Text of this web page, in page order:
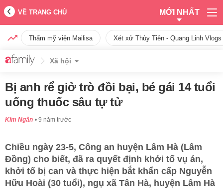
VỀ TRANG CHỦ MỚI NHẤT
Thẩm mỹ viện Mailisa Xét xử Thùy Tiên - Quang Linh
Xã hội
Bị anh rể giở trò đồi bại, bé gái 14 tuổi
uống thuốc sâu tự tử
Kim Ngân 9 năm trước
Chiều ngày 23-5, Công an huyện Lâm Hà (Lâm
Đồng) cho biết, đã ra quyết định khởi tố vụ án,
khởi tố bị can và thực hiện bắt khẩn cấp Nguyễn
Hữu Hoài (30 tuổi), ngụ xã Tân Hà, huyện Lâm Hà